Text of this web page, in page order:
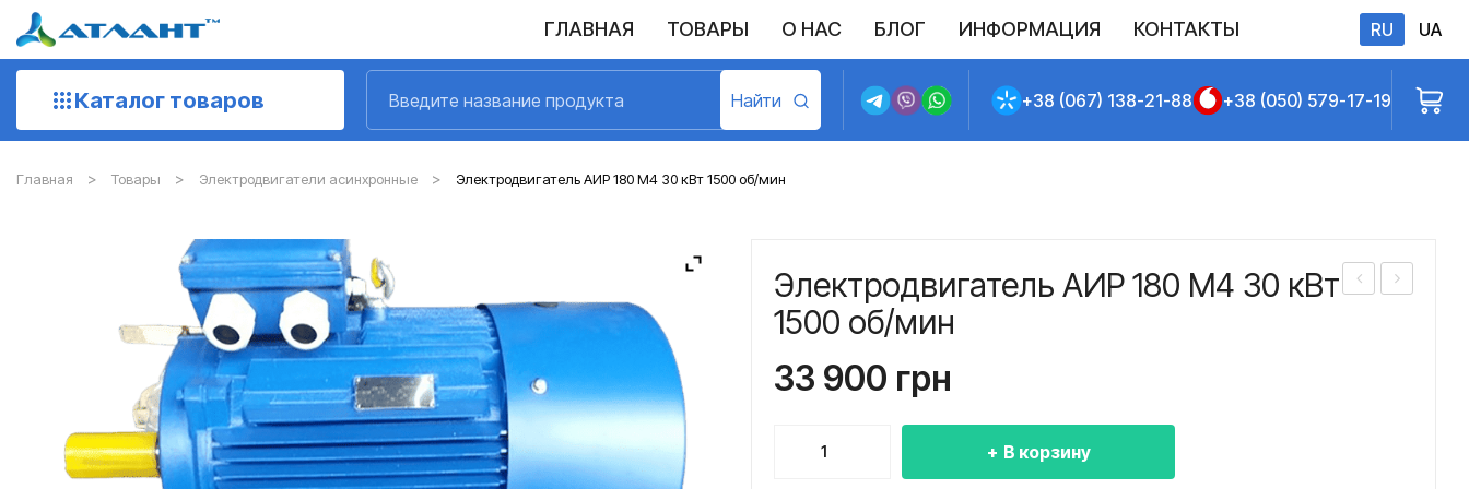
ГЛАВНАЯ ТОВАРЫ О НАС БЛОГ ИНФОРМАЦИЯ КОНТАКТЫ RU UA
Каталог товаров +38 (067) 138-21-88 +38 (050) 579-17-19
Главная Товары Электродвигатели асинхронные Электродвигатель АИР 180 M4 30 кВт 1500 об/мин
Электродвигатель АИР 180 M4 30 кВт
1500 об/мин
33 900 грн
В корзину